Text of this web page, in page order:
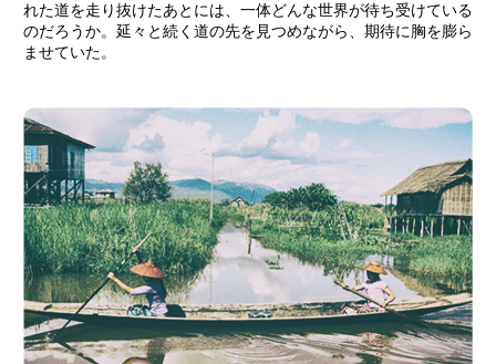
れた道を走り抜けたあとには、一体どんな世界が待ち受けている
のだろうか。延々と続く道の先を見つめながら、期待に胸を膨ら
ませていた。